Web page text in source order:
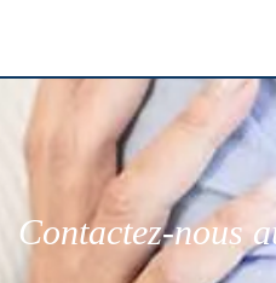
Contactez-nous